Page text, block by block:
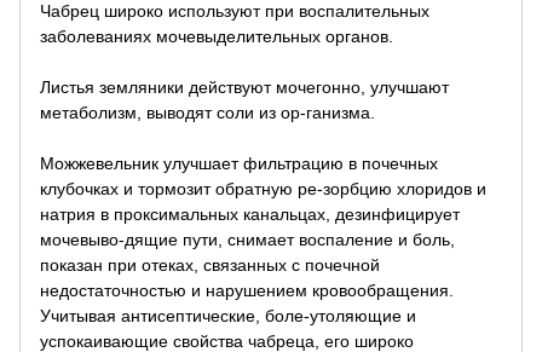
Чабрец широко используют при воспалительных
заболеваниях мочевыделительных органов.
Листья земляники действуют мочегонно, улучшают
метаболизм, выводят соли из ор-ганизма.
Можжевельник улучшает фильтрацию в почечных
клубочках и тормозит обратную ре-зорбцию хлоридов и
натрия в проксимальных канальцах, дезинфицирует
мочевыво-дящие пути, снимает воспаление и боль,
показан при отеках, связанных с почечной
недостаточностью и нарушением кровообращения.
Учитывая антисептические, боле-утоляющие и
успокаивающие свойства чабреца, его широко